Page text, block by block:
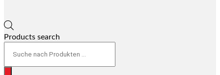
Products search